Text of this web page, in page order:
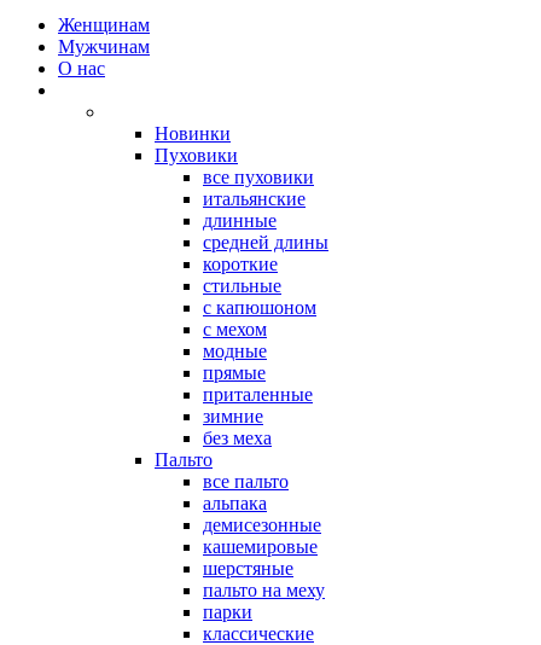
Женщинам
Мужчинам
О нас
Новинки
Пуховики
все пуховики
итальянские
длинные
средней длины
короткие
стильные
с капюшоном
с мехом
модные
прямые
приталенные
зимние
без меха
Пальто
все пальто
альпака
демисезонные
кашемировые
шерстяные
пальто на меху
парки
классические